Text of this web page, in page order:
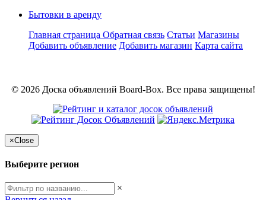
Бытовки в аренду
Главная страница Обратная связь Статьи Магазины
Добавить объявление Добавить магазин Карта сайта
© 2026 Доска объявлений Board-Box. Все права защищены!
×Close
Выберите регион
×